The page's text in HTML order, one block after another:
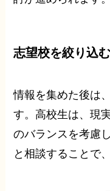
志望校を絞り込む
情報を集めた後は
す。高校生は、現
のバランスを考慮
と相談することで